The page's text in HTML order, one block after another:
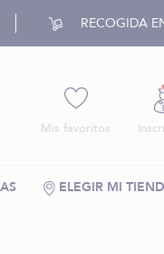
RECOGIDA
Mis favoritos
ELEGIR MI